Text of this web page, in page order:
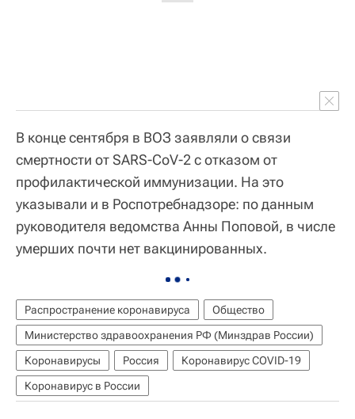
В конце сентября в ВОЗ заявляли о связи
смертности от SARS-CoV-2 с отказом от
профилактической иммунизации. На это
указывали и в Роспотребнадзоре: по данным
руководителя ведомства Анны Поповой, в числе
умерших почти нет вакцинированных.
Распространение коронавируса
Общество
Министерство здравоохранения РФ (Минздрав России)
Коронавирусы
Россия
Коронавирус COVID-19
Коронавирус в России